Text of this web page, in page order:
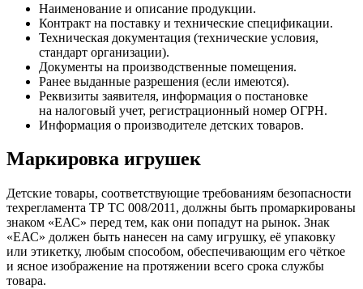
Наименование и описание продукции.
Контракт на поставку и технические спецификации.
Техническая документация (технические условия,
стандарт организации).
Документы на производственные помещения.
Ранее выданные разрешения (если имеются).
Реквизиты заявителя, информация о постановке
на налоговый учет, регистрационный номер ОГРН.
Информация о производителе детских товаров.
Маркировка игрушек
Детские товары, соответствующие требованиям безопасности
техрегламента ТР ТС 008/2011, должны быть промаркированы
знаком «ЕАС» перед тем, как они попадут на рынок. Знак
«ЕАС» должен быть нанесен на саму игрушку, её упаковку
или этикетку, любым способом, обеспечивающим его чёткое
и ясное изображение на протяжении всего срока службы
товара.